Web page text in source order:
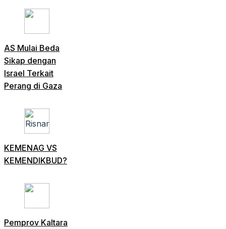
AS Mulai Beda
Sikap dengan
Israel Terkait
Perang di Gaza
KEMENAG VS
KEMENDIKBUD?
Pemprov Kaltara